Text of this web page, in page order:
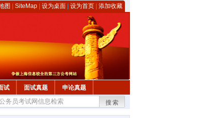
图 SiteMap 设为桌面 设为首页 添加收藏
试 面试真题 申论真题
搜索